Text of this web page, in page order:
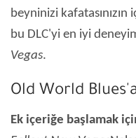
beyninizi
bu DLC'yi en iyi
Vegas.
Old World
Ek içeriğe başlamak